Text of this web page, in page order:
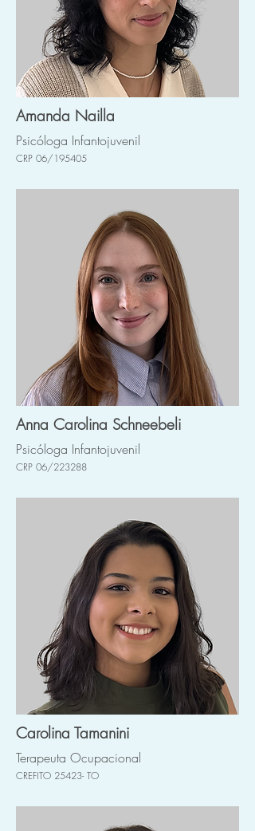
Amanda Nailla
Psicóloga Infantojuvenil
CRP 06/195405
Anna Carolina Schneebeli
Psicóloga Infantojuvenil
CRP 06/223288
Carolina Tamanini
Terapeuta Ocupacional
CREFITO 25423- TO